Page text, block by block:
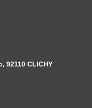
92110 CLICHY